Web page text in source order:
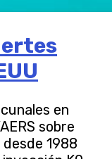
en
sobre
1988